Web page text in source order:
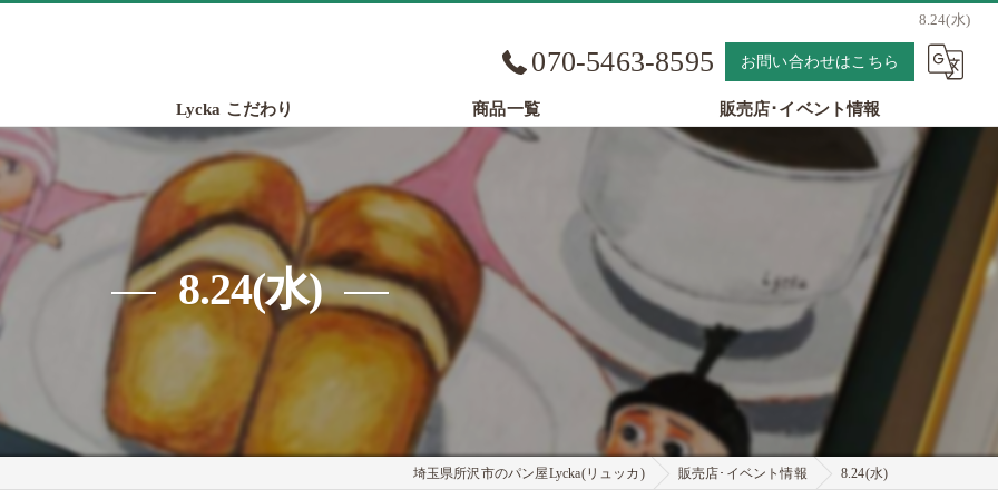
8.24(水)
070-5463-8595 お問い合わせはこちら
Lycka こだわり 商品一覧 販売店･イベント情報
8.24(水)
埼玉県所沢市のパン屋Lycka(リュッカ) 販売店･イベント情報 8.24(水)